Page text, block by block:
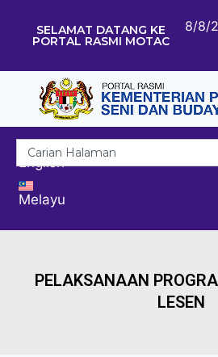
SELAMAT DATANG KE
PORTAL RASMI MOTAC
8/8/
English
Melayu
PELAKSANAAN
LESEN